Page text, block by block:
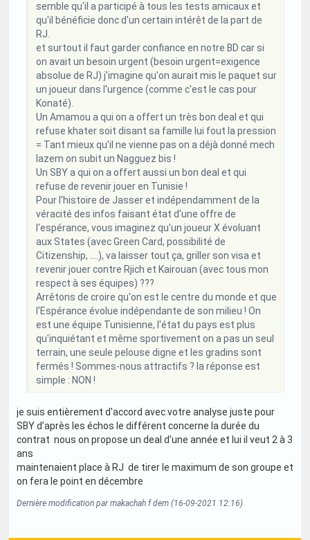
semble qu'il a participé à tous les tests amicaux et
qu'il bénéficie donc d'un certain intérêt de la part de
RJ.
et surtout il faut garder confiance en notre BD car si
on avait un besoin urgent (besoin urgent=exigence
absolue de RJ) j'imagine qu'on aurait mis le paquet sur
un joueur dans l'urgence (comme c'est le cas pour
Konaté).
Un Amamou a qui on a offert un très bon deal et qui
refuse khater soit disant sa famille lui fout la pression
= Tant mieux qu'il ne vienne pas on a déjà donné mech
lazem on subit un Nagguez bis !
Un SBY a qui on a offert aussi un bon deal et qui
refuse de revenir jouer en Tunisie !
Pour l'histoire de Jasser et indépendamment de la
véracité des infos faisant état d'une offre de
l'espérance, vous imaginez qu'un joueur X évoluant
aux States (avec Green Card, possibilité de
Citizenship, ....), va laisser tout ça, griller son visa et
revenir jouer contre Rjich et Kairouan (avec tous mon
respect à ses équipes) ???
Arrêtons de croire qu'on est le centre du monde et que
l'Espérance évolue indépendante de son milieu ! On
est une équipe Tunisienne, l'état du pays est plus
qu'inquiétant et même sportivement on a pas un seul
terrain, une seule pelouse digne et les gradins sont
fermés ! Sommes-nous attractifs ? la réponse est
simple : NON !
je suis entièrement d'accord avec votre analyse juste pour
SBY d’après les échos le différent concerne la durée du
contrat nous on propose un deal d'une année et lui il veut 2 à 3
ans
maintenaient place à RJ de tirer le maximum de son groupe et
on fera le point en décembre
Dernière modification par makachah f dem (16-09-2021 12:16)